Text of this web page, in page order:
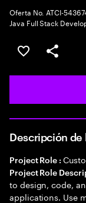
Oferta No. ATCI-
Java Full Stack
Guardar este
Compartir
Descripción de
Project Role :
Project Role
to design, code,
applications. Use